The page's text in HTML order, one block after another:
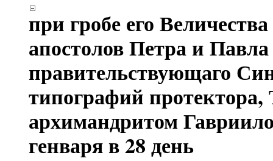
при гробе его
апостолов Петра и
правительствующаго
типографий
архимандритом
генваря в 28 день